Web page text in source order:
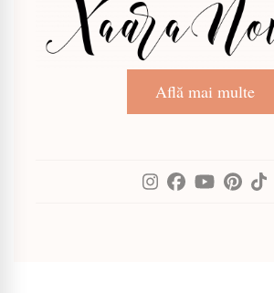
Află mai multe